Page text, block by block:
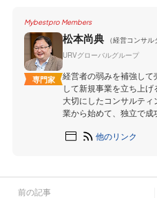
Mybestpro Members
専門家
松本尚典
（経営コンサル
URVグローバルグループ
経営者の弱みを補強し
して新規事業を立ち上
大切にしたコンサルテ
業から始めて、独立で成
他のリンク
前の記事